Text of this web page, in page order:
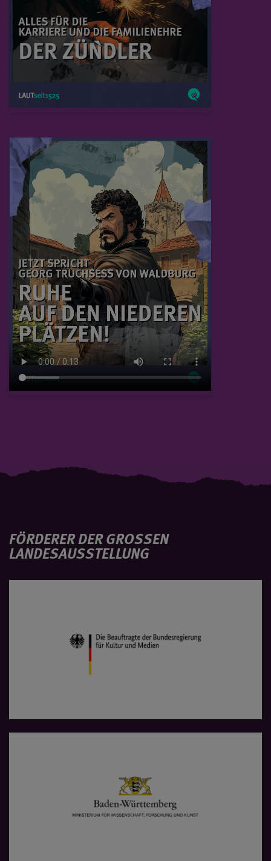
FÖRDERER DER GROSSEN L
ANDESAUSSTELLUNG